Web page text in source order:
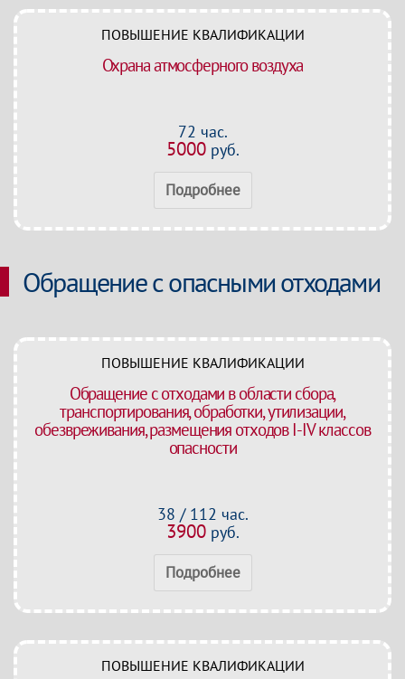
ПОВЫШЕНИЕ КВАЛИФИКАЦИИ
Охрана атмосферного воздуха
72 час.
5000руб.
Подробнее
Обращение с опасными отходами
ПОВЫШЕНИЕ КВАЛИФИКАЦИИ
Обращение с отходами в области сбора,
транспортирования, обработки, утилизации,
обезвреживания, размещения отходов I-IV классов
опасности
38 / 112 час.
3900руб.
Подробнее
ПОВЫШЕНИЕ КВАЛИФИКАЦИИ